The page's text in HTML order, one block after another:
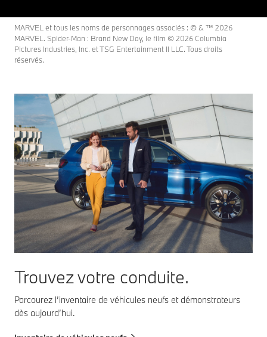
MARVEL et tous les noms de personnages associés : © & ™ 2026
MARVEL. Spider-Man : Brand New Day, le film © 2026 Columbia
Pictures Industries, Inc. et TSG Entertainment II LLC. Tous droits
réservés.
Trouvez votre conduite.
Parcourez l’inventaire de véhicules neufs et démonstrateurs
dès aujourd’hui.